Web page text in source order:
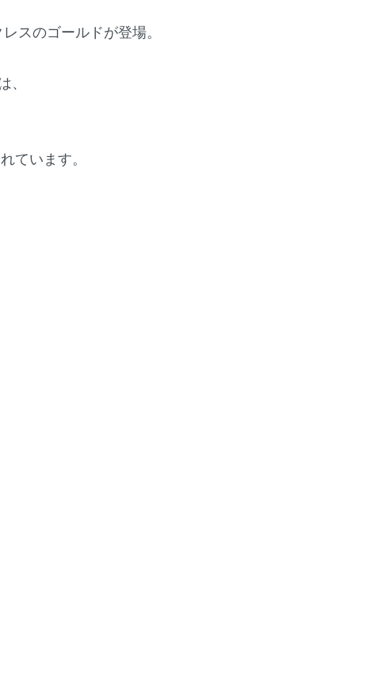
スのゴールドが登場。
、
ています。